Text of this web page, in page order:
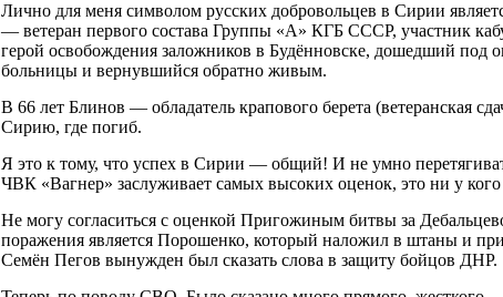
Лично для меня символом русских добровольцев в Сирии
— ветеран первого состава Группы «А» КГБ СССР, участник
герой освобождения заложников в Будённовске, дошедший под
больницы и вернувшийся обратно живым.
В 66 лет Блинов — обладатель крапового берета (ветеранская
Сирию, где погиб.
Я это к тому, что успех в Сирии — общий! И не умно
ЧВК «Вагнер» заслуживает самых высоких оценок, это ни у
Не могу согласиться с оценкой Пригожиным битвы за
поражения является Порошенко, который наложил в штаны и
Семён Пегов вынужден был сказать слова в защиту бойцов ДНР.